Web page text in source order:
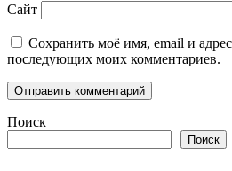
Сайт
Сохранить моё имя, email и
последующих моих комментариев.
Поиск
Поиск